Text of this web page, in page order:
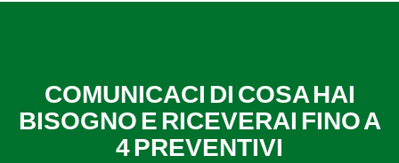
COMUNICACI DI COSA HAI
BISOGNO E RICEVERAI FINO A
4 PREVENTIVI